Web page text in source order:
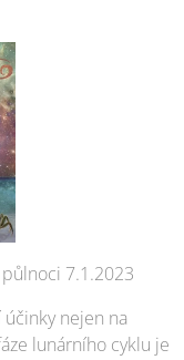
7.1.2023
nejen na
lunárního cyklu je